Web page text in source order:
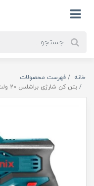
خانه
فهرست محصولات
بتن کن شارژی براشلس 20 ولت رونیکس مدل 8910